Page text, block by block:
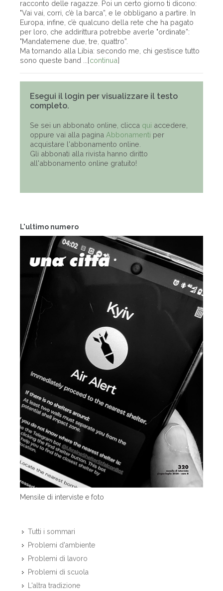
L'ultimo numero
Mensile di interviste e foto
Tutti i sommari
Problemi d'ambiente
Problemi di lavoro
Problemi di scuola
L'altra tradizione
racconto delle ragazze. Poi un certo giorno ti dicono:
"Vai vai, corri, c’è la barca”, e le obbligano a partire. In
Europa, infine, c’è qualcuno della rete che ha pagato
per loro, che addirittura potrebbe averle "ordinate”:
"Mandatemene due, tre, quattro”.
Ma tornando alla Libia: secondo me, chi gestisce tutto
sono queste band ...[continua]
Esegui il login per visualizzare il testo
completo.
Se sei un abbonato online, clicca qui accedere,
oppure vai alla pagina Abbonamenti per
acquistare l'abbonamento online.
Gli abbonati alla rivista hanno diritto
all'abbonamento online gratuito!